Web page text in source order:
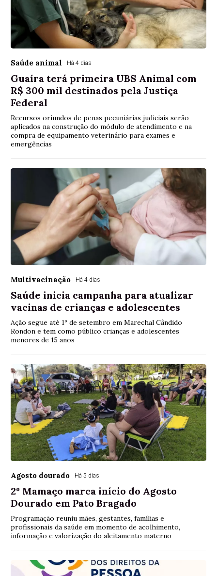
Saúde animal Há 4 dias
Guaíra terá primeira UBS Animal com
R$ 300 mil destinados pela Justiça
Federal
Recursos oriundos de penas pecuniárias judiciais serão
aplicados na construção do módulo de atendimento e na
compra de equipamento veterinário para exames e
emergências
Multivacinação Há 4 dias
Saúde inicia campanha para atualizar
vacinas de crianças e adolescentes
Ação segue até 1º de setembro em Marechal Cândido
Rondon e tem como público crianças e adolescentes
menores de 15 anos
Agosto dourado Há 5 dias
2º Mamaço marca início do Agosto
Dourado em Pato Bragado
Programação reuniu mães, gestantes, famílias e
profissionais da saúde em momento de acolhimento,
informação e valorização do aleitamento materno